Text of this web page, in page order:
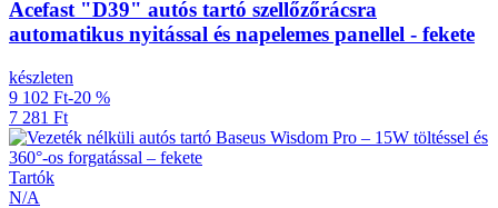
Acefast "D39" autós tartó szellőzőrácsra
automatikus nyitással és napelemes panellel - fekete
készleten
9 102 Ft-20 %
7 281 Ft
Tartók
N/A